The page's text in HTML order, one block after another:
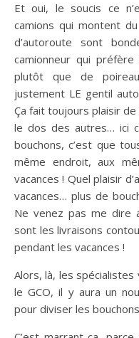
Et oui, le soucis ce
camions qui montent
d’autoroute sont
camionneur qui
plutôt que de
justement LE gentil
Ça fait toujours plaisir
le dos des autres… ici
bouchons, c’est que
même endroit, aux
vacances ! Quel plaisir
vacances… plus de
Ne venez pas me dire
sont les livraisons
pendant les vacances !
Alors, là, les
le GCO, il y aura un
pour diviser les